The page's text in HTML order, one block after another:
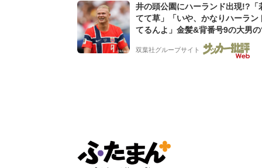
井の頭公園にハーランド出現!?「
てて草」「いや、かなりハーラン
てるんよ」金髪&背番号9の大男
バイキング・ロー”映像が話題!「
もらった」
双葉社グループサイト